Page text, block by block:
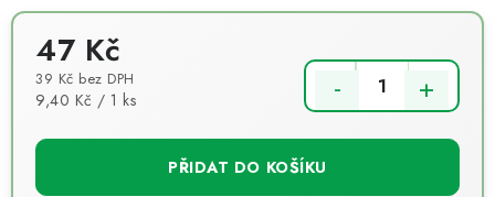
47 Kč
39 Kč bez DPH
Měrná cena:
9,40 Kč / 1 ks
PŘIDAT DO KOŠÍKU